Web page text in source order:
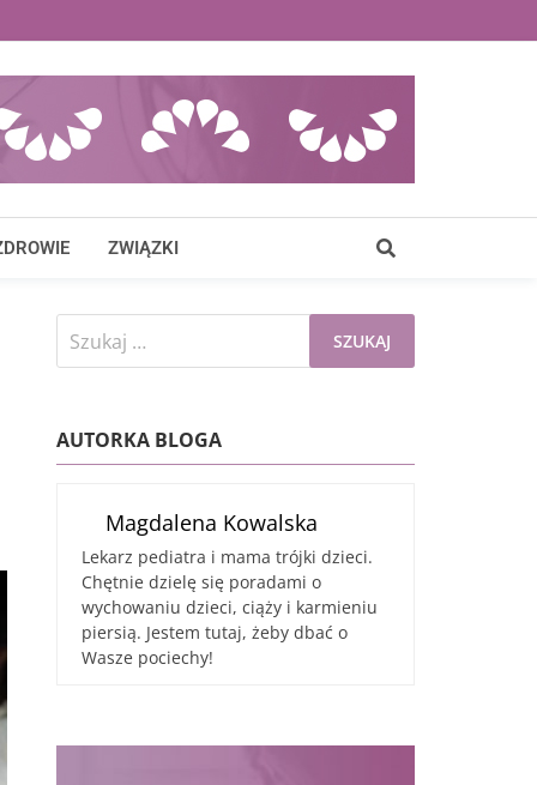
ZWIĄZKI
Szukaj:
AUTORKA BLOGA
Magdalena Kowalska
Lekarz pediatra i mama trójki dzieci.
Chętnie dzielę się poradami o
wychowaniu dzieci, ciąży i karmieniu
piersią. Jestem tutaj, żeby dbać o
Wasze pociechy!